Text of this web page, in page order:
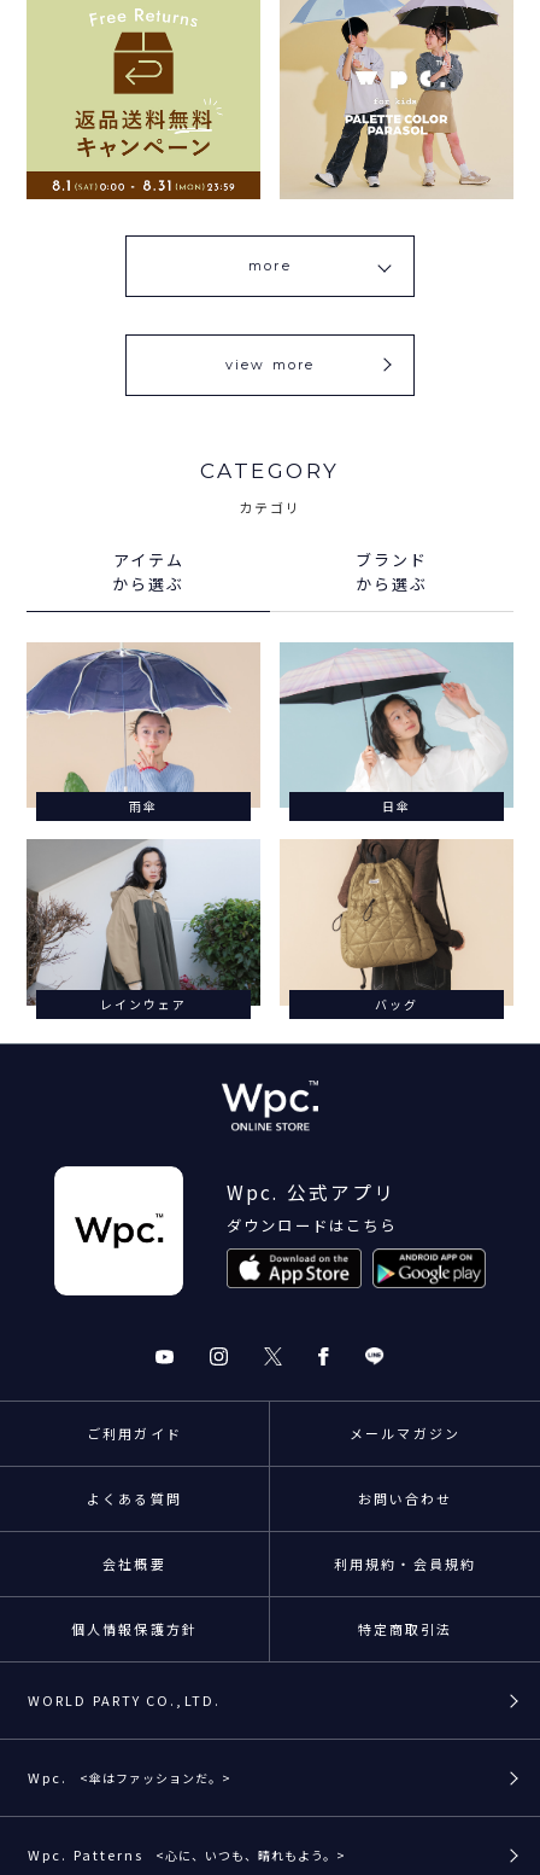
more
view more
CATEGORY
カテゴリ
アイテム
から選ぶ
ブランド
から選ぶ
雨傘 日傘
レインウェア バッグ
Wpc. 公式アプリ
ダウンロードはこちら
ご利用ガイド メールマガジン
よくある質問 お問い合わせ
会社概要 利用規約・会員規約
個人情報保護方針 特定商取引法
WORLD PARTY CO.,LTD.
Wpc. <傘はファッションだ。>
Wpc. Patterns <心に、いつも、晴れもよう。>